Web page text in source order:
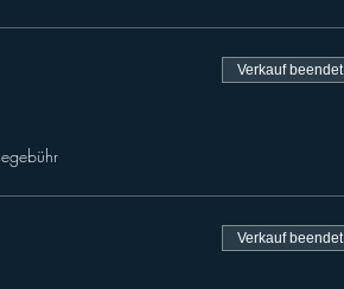
Verkauf beendet
Verkauf beendet